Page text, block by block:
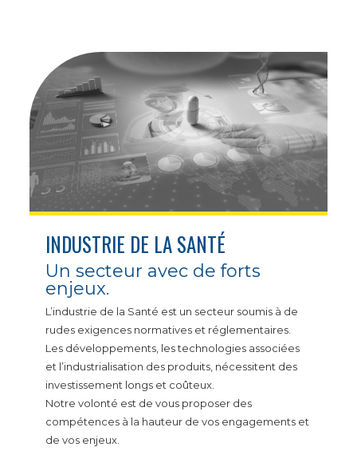
INDUSTRIE DE LA SANTÉ
Un secteur avec de forts
enjeux.
L’industrie de la Santé est un secteur soumis à de
rudes exigences normatives et réglementaires.
Les développements, les technologies associées
et l’industrialisation des produits, nécessitent des
investissement longs et coûteux.
Notre volonté est de vous proposer des
compétences à la hauteur de vos engagements et
de vos enjeux.